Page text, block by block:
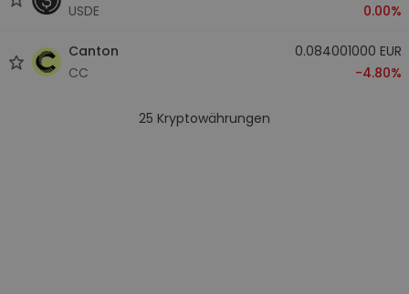
USDE
0.00%
Canton
CC
0.084001000 EUR
-4.80%
25 Kryptowährungen